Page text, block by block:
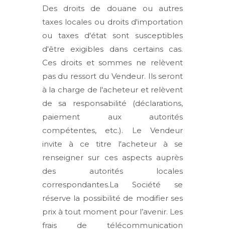
Des droits de douane ou autres
taxes locales ou droits d'importation
ou taxes d'état sont susceptibles
d'être exigibles dans certains cas.
Ces droits et sommes ne relèvent
pas du ressort du Vendeur. Ils seront
à la charge de l'acheteur et relèvent
de sa responsabilité (déclarations,
paiement aux autorités
compétentes, etc.). Le Vendeur
invite à ce titre l'acheteur à se
renseigner sur ces aspects auprès
des autorités locales
correspondantes.La Société se
réserve la possibilité de modifier ses
prix à tout moment pour l’avenir. Les
frais de télécommunication